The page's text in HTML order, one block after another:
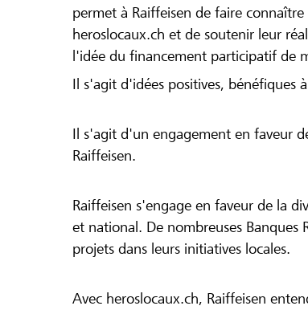
permet à Raiffeisen de faire
heroslocaux.ch et de soutenir leur
l'idée du financement participatif de
Il s'agit d'idées positives, bénéfiques
Il s'agit d'un engagement en faveur
Raiffeisen.
Raiffeisen s'engage en faveur de la
et national. De nombreuses Banques
projets dans leurs initiatives locales.
Avec heroslocaux.ch, Raiffeisen